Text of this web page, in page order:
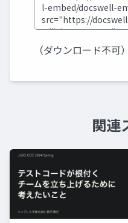
（ダウンロード不可）
関連